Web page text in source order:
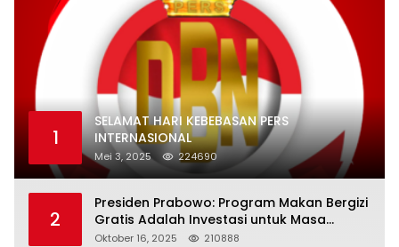
1
SELAMAT HARI KEBEBASAN PERS
INTERNASIONAL
Mei 3, 2025 224690
2
Presiden Prabowo: Program Makan Bergizi
Gratis Adalah Investasi untuk Masa
Depan Bangsa
Oktober 16, 2025 210888